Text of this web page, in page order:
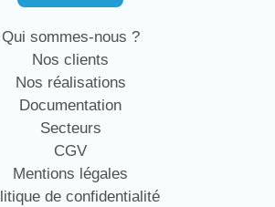
Qui sommes-nous ?
Nos clients
Nos réalisations
Documentation
Secteurs
CGV
Mentions légales
de confidentialité